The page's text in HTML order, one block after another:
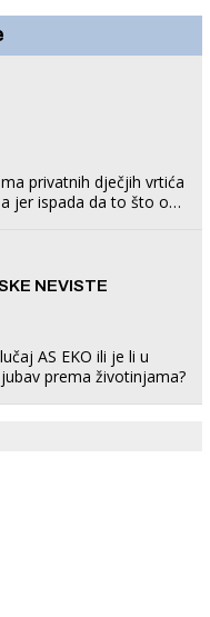
privatnih dječjih vrtića
jer ispada da to što oni
NEVISTE
AS EKO ili je li u
prema životinjama?